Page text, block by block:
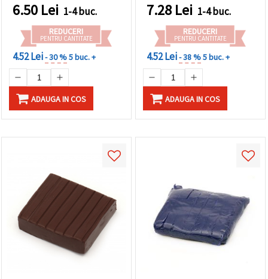
6.50 Lei 1-4 buc.
REDUCERI
PENTRU CANTITATE
4.52 Lei- 30 %5 buc. +
ADAUGA IN COS
7.28 Lei 1-4 buc.
REDUCERI
PENTRU CANTITATE
4.52 Lei- 38 %5 buc. +
ADAUGA IN COS